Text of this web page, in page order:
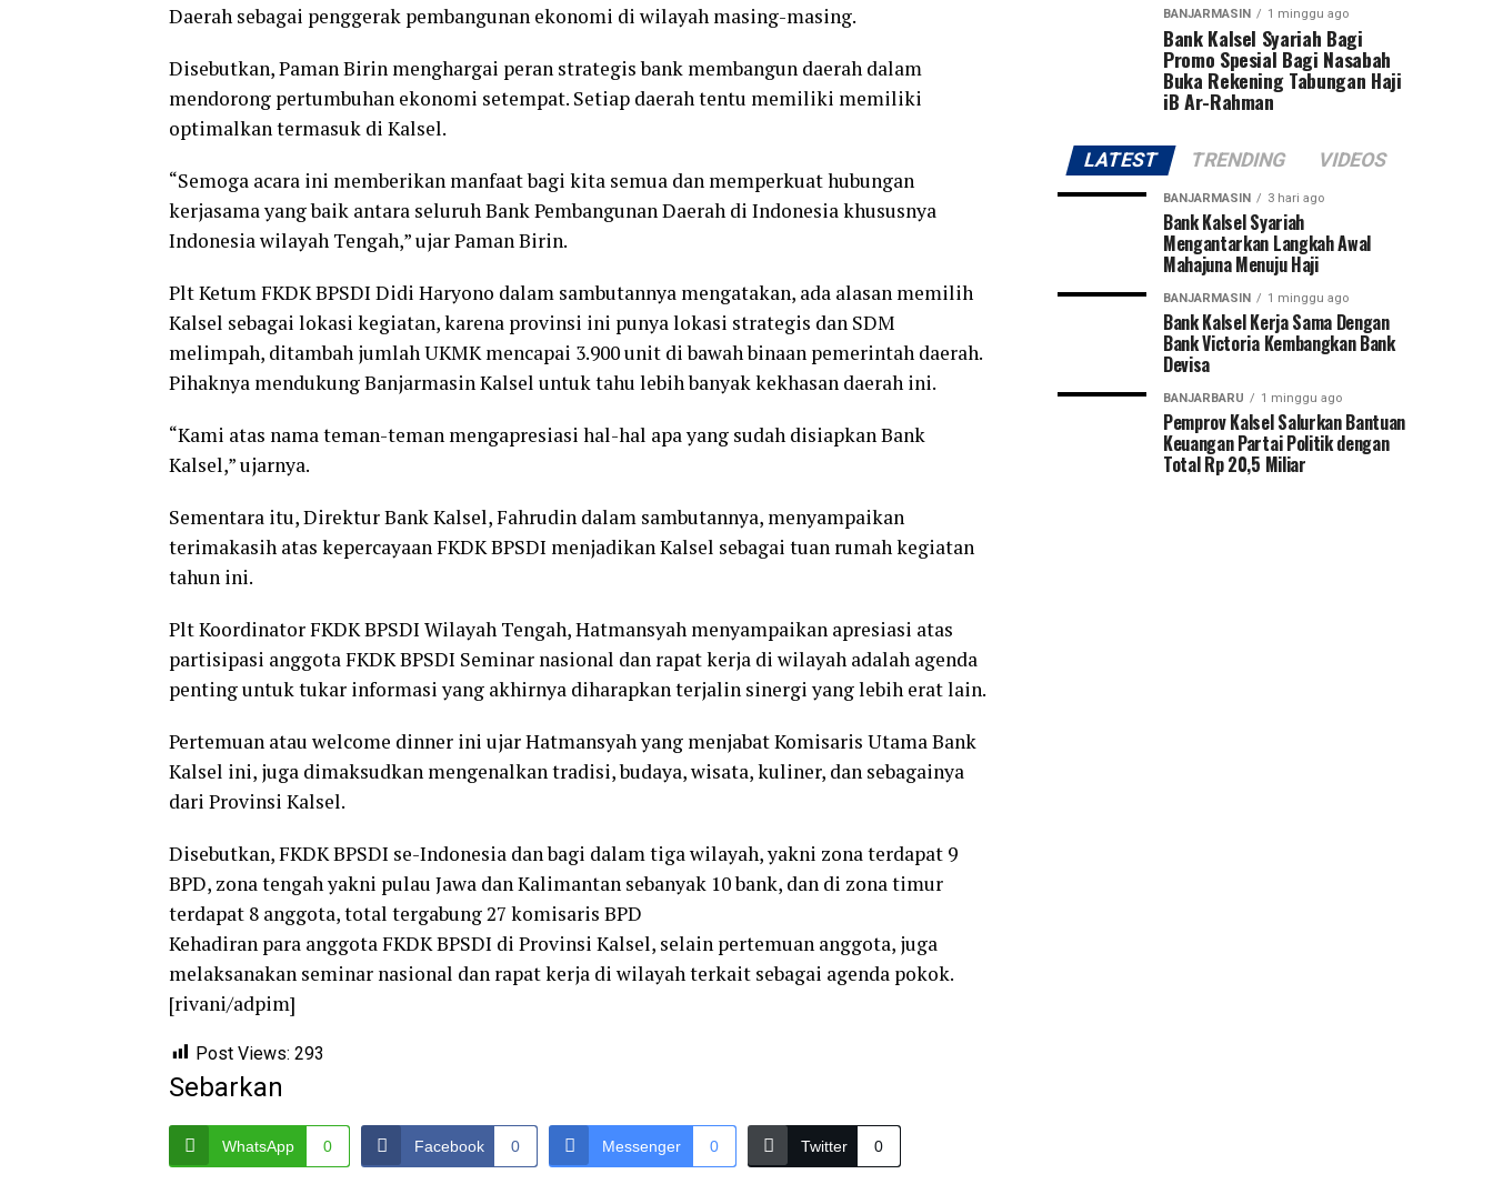
Daerah sebagai penggerak pembangunan ekonomi di wilayah masing-masing.
Disebutkan, Paman Birin menghargai peran strategis bank membangun daerah dalam
mendorong pertumbuhan ekonomi setempat. Setiap daerah tentu memiliki memiliki
optimalkan termasuk di Kalsel.
“Semoga acara ini memberikan manfaat bagi kita semua dan memperkuat hubungan
kerjasama yang baik antara seluruh Bank Pembangunan Daerah di Indonesia khususnya
Indonesia wilayah Tengah,” ujar Paman Birin.
Plt Ketum FKDK BPSDI Didi Haryono dalam sambutannya mengatakan, ada alasan memilih
Kalsel sebagai lokasi kegiatan, karena provinsi ini punya lokasi strategis dan SDM
melimpah, ditambah jumlah UKMK mencapai 3.900 unit di bawah binaan pemerintah daerah.
Pihaknya mendukung Banjarmasin Kalsel untuk tahu lebih banyak kekhasan daerah ini.
“Kami atas nama teman-teman mengapresiasi hal-hal apa yang sudah disiapkan Bank
Kalsel,” ujarnya.
Sementara itu, Direktur Bank Kalsel, Fahrudin dalam sambutannya, menyampaikan
terimakasih atas kepercayaan FKDK BPSDI menjadikan Kalsel sebagai tuan rumah kegiatan
tahun ini.
Plt Koordinator FKDK BPSDI Wilayah Tengah, Hatmansyah menyampaikan apresiasi atas
partisipasi anggota FKDK BPSDI Seminar nasional dan rapat kerja di wilayah adalah agenda
penting untuk tukar informasi yang akhirnya diharapkan terjalin sinergi yang lebih erat lain.
Pertemuan atau welcome dinner ini ujar Hatmansyah yang menjabat Komisaris Utama Bank
Kalsel ini, juga dimaksudkan mengenalkan tradisi, budaya, wisata, kuliner, dan sebagainya
dari Provinsi Kalsel.
Disebutkan, FKDK BPSDI se-Indonesia dan bagi dalam tiga wilayah, yakni zona terdapat 9
BPD, zona tengah yakni pulau Jawa dan Kalimantan sebanyak 10 bank, dan di zona timur
terdapat 8 anggota, total tergabung 27 komisaris BPD
Kehadiran para anggota FKDK BPSDI di Provinsi Kalsel, selain pertemuan anggota, juga
melaksanakan seminar nasional dan rapat kerja di wilayah terkait sebagai agenda pokok.
[rivani/adpim]
Post Views: 293
Sebarkan
WhatsApp 0 Facebook 0 Messenger 0 Twitter 0
BANJARMASIN 1 minggu ago
Bank Kalsel Syariah Bagi
Promo Spesial Bagi Nasabah
Buka Rekening Tabungan Haji
iB Ar-Rahman
LATEST TRENDING VIDEOS
BANJARMASIN 3 hari ago
Bank Kalsel Syariah
Mengantarkan Langkah Awal
Mahajuna Menuju Haji
BANJARMASIN 1 minggu ago
Bank Kalsel Kerja Sama Dengan
Bank Victoria Kembangkan Bank
Devisa
BANJARBARU 1 minggu ago
Pemprov Kalsel Salurkan Bantuan
Keuangan Partai Politik dengan
Total Rp 20,5 Miliar